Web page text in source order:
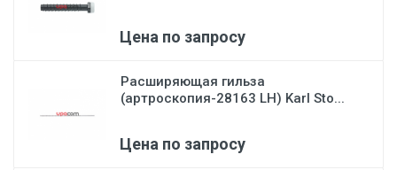
Цена по запросу
Расширяющая гильза
(артроскопия-28163 LH) Karl Sto...
Цена по запросу